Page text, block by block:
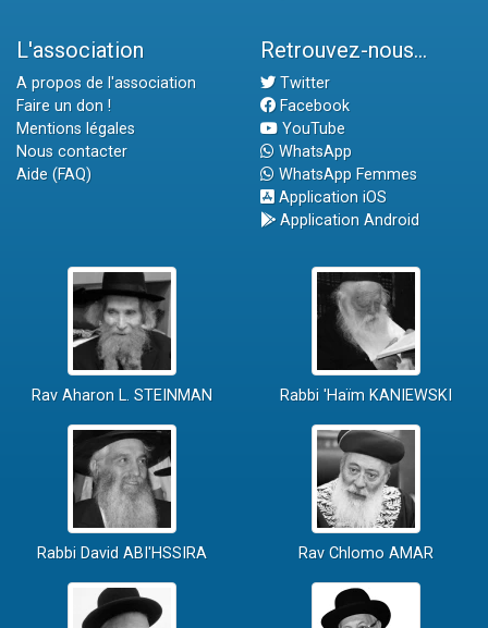
L'association
A propos de l'association
Faire un don !
Mentions légales
Nous contacter
Aide (FAQ)
Retrouvez-nous...
Twitter
Facebook
YouTube
WhatsApp
WhatsApp Femmes
Application iOS
Application Android
Rav Aharon L. STEINMAN Rabbi 'Haïm KANIEWSKI
Rabbi David ABI'HSSIRA Rav Chlomo AMAR